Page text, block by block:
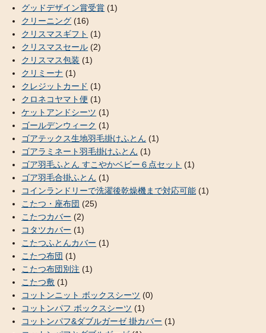
グッドデザイン賞受賞 (1)
クリーニング (16)
クリスマスギフト (1)
クリスマスセール (2)
クリスマス包装 (1)
クリミーナ (1)
クレジットカード (1)
クロネコヤマト便 (1)
ケットアンドシーツ (1)
ゴールデンウィーク (1)
ゴアテックス生地羽毛掛けふとん (1)
ゴアラミネート羽毛掛けふとん (1)
ゴア羽毛ふとん すこやかベビー６点セット (1)
ゴア羽毛合掛ふとん (1)
コインランドリーで洗濯後乾燥機まで対応可能 (1)
こたつ・座布団 (25)
こたつカバー (2)
コタツカバー (1)
こたつふとんカバー (1)
こたつ布団 (1)
こたつ布団別注 (1)
こたつ敷 (1)
コットンニット ボックスシーツ (0)
コットンパフ ボックスシーツ (1)
コットンパフ&ダブルガーゼ 掛カバー (1)